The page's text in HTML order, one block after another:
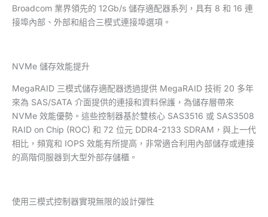
Broadcom 業界領先的 12Gb/s 儲存適配器系列，具有 8 和 16 連
接埠內部、外部和組合三模式連接埠選項。
NVMe 儲存效能提升
MegaRAID 三模式儲存適配器透過提供 MegaRAID 技術 20 多年
來為 SAS/SATA 介面提供的連接和資料保護，為儲存層帶來
NVMe 效能優勢。這些控制器基於雙核心 SAS3516 或 SAS3508
RAID on Chip (ROC) 和 72 位元 DDR4-2133 SDRAM，與上一代
相比，頻寬和 IOPS 效能有所提高，非常適合利用內部儲存或連接
的高階伺服器到大型外部存儲櫃。
使用三模式控制器實現無限的設計彈性